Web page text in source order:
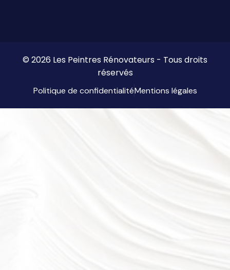
© 2026 Les Peintres Rénovateurs - Tous droits
réservés
Politique de confidentialitéMentions légales